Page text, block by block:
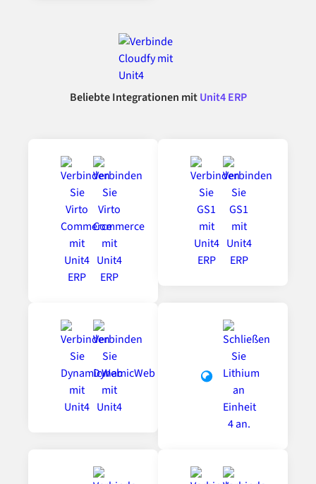
Beliebte Integrationen mitUnit4 ERP